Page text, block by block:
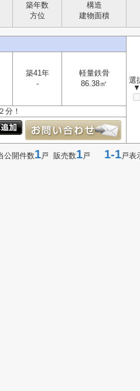
築年数
方位
構造
建物面積
選
▼
築41年
-
軽量鉄骨
86.38㎡
分！
公開件数1戸 販売数1戸 1-1戸表